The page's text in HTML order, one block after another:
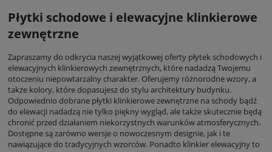
Płytki schodowe i elewacyjne klinkierowe
zewnętrzne
Zapraszamy do odkrycia naszej wyjątkowej oferty płytek schodowych i
elewacyjnych klinkierowych zewnętrznych, które nadadzą Twojemu
otoczeniu niepowtarzalny charakter. Oferujemy różnorodne wzory, a
także kolory, które dopasujesz do stylu architektury budynku.
Odpowiednio dobrane płytki klinkierowe zewnętrzne na schody bądź
do elewacji nadadzą nie tylko piękny wygląd, ale także skutecznie będą
chronić przed działaniem niekorzystnych warunków atmosferycznych.
Dostępne są zarówno wersje o nowoczesnym designie, jak i te
nawiązujące do tradycyjnych wzorców. Ponadto klinkier elewacyjny to